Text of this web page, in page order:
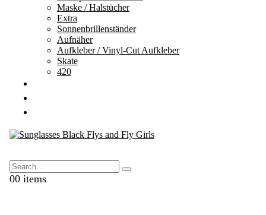
Maske / Halstücher
Extra
Sonnenbrillenständer
Aufnäher
Aufkleber / Vinyl-Cut Aufkleber
Skate
420
00 items